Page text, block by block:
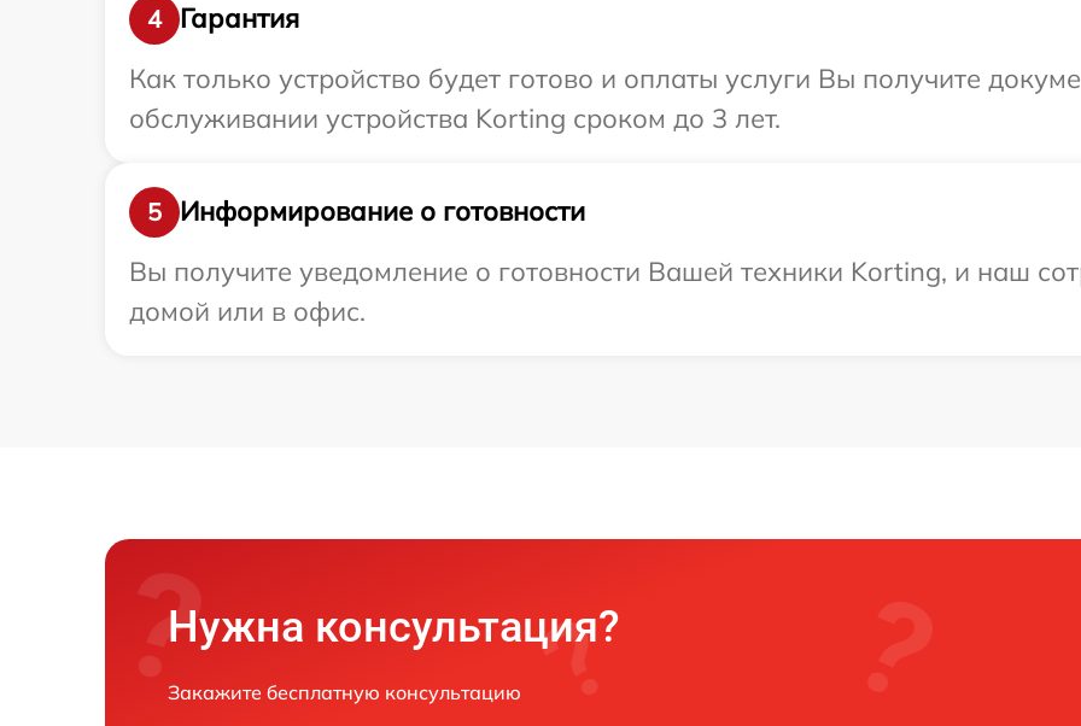
4
Гарантия
Как только устройство будет готово и оплаты услуги Вы получите
обслуживании устройства Korting сроком до 3 лет.
5
Информирование о готовности
Вы получите уведомление о готовности Вашей техники Korting, и наш
домой или в офис.
Нужна консультация?
Закажите бесплатную консультацию